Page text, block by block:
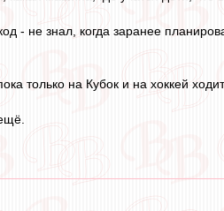
- не знал, когда заранее
только на Кубок и на хоккей